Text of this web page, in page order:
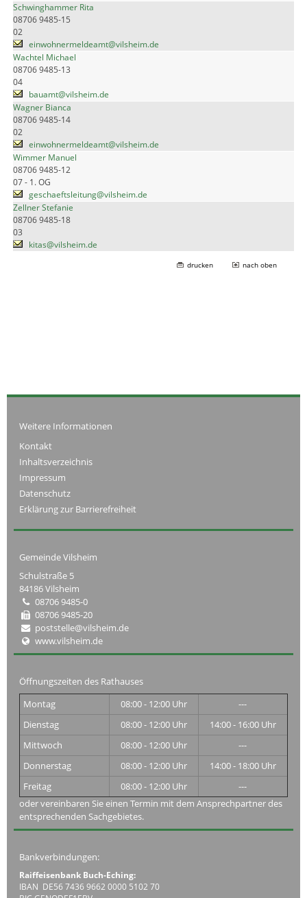
Schwinghammer Rita
08706 9485-15
02
einwohnermeldeamt@vilsheim.de
Wachtel Michael
08706 9485-13
04
bauamt@vilsheim.de
Wagner Bianca
08706 9485-14
02
einwohnermeldeamt@vilsheim.de
Wimmer Manuel
08706 9485-12
07 - 1. OG
geschaeftsleitung@vilsheim.de
Zellner Stefanie
08706 9485-18
03
kitas@vilsheim.de
drucken nach oben
Weitere Informationen
Kontakt
Inhaltsverzeichnis
Impressum
Datenschutz
Erklärung zur Barrierefreiheit
Gemeinde Vilsheim
Schulstraße 5
84186 Vilsheim
08706 9485-0
08706 9485-20
poststelle@vilsheim.de
www.vilsheim.de
Öffnungszeiten des Rathauses
Montag
08:00 - 12:00 Uhr
---
Dienstag
08:00 - 12:00 Uhr
14:00 - 16:00 Uhr
Mittwoch
08:00 - 12:00 Uhr
---
Donnerstag
08:00 - 12:00 Uhr
14:00 - 18:00 Uhr
Freitag
08:00 - 12:00 Uhr
---
oder vereinbaren Sie einen Termin mit dem Ansprechpartner des
entsprechenden Sachgebietes.
Bankverbindungen:
Raiffeisenbank Buch-Eching:
IBAN DE56 7436 9662 0000 5102 70